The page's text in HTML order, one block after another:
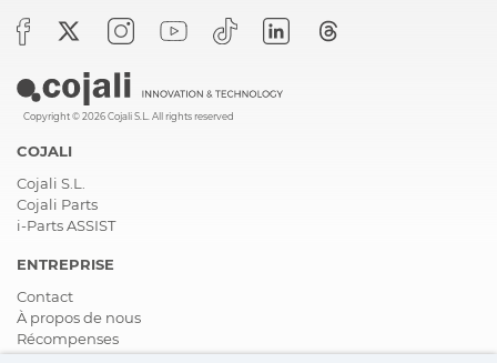
Copyright © 2026 Cojali S.L. All rights reserved
COJALI
Cojali S.L.
Cojali Parts
i-Parts ASSIST
ENTREPRISE
Contact
À propos de nous
Récompenses
Certifications